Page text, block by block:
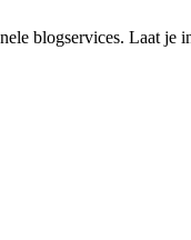
blogservices. Laat je